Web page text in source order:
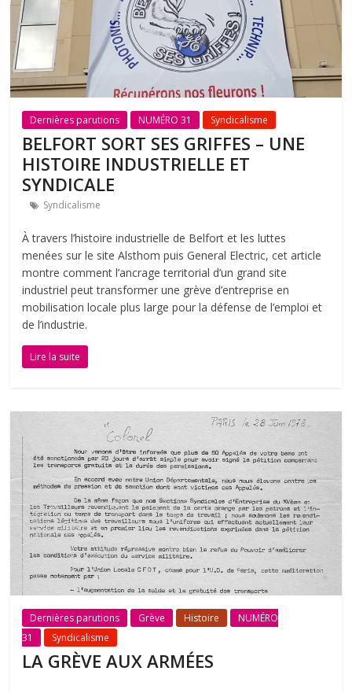
Dernières parutions NUMÉRO 31 Syndicalisme
BELFORT SORT SES GRIFFES – UNE
HISTOIRE INDUSTRIELLE ET
SYNDICALE
Syndicalisme
À travers l’histoire industrielle de Belfort et les luttes
menées sur le site Alsthom puis General Electric, cet article
montre comment l’ancrage territorial d’un grand site
industriel peut transformer une grève d’entreprise en
mobilisation locale plus large pour la défense de l’emploi et
de l’industrie.
Lire la suite
Dernières parutions Grève Histoire
NUMÉRO
31
Syndicalisme
LA GRÈVE AUX ARMÉES